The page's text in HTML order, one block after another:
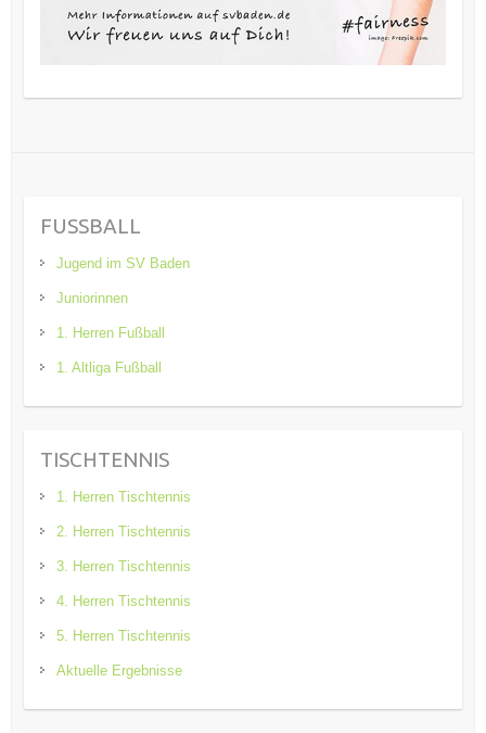
FUSSBALL
Jugend im SV Baden
Juniorinnen
1. Herren Fußball
1. Altliga Fußball
TISCHTENNIS
1. Herren Tischtennis
2. Herren Tischtennis
3. Herren Tischtennis
4. Herren Tischtennis
5. Herren Tischtennis
Aktuelle Ergebnisse